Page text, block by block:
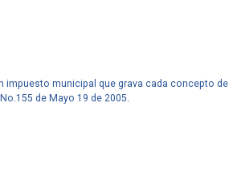
impuesto municipal que grava cada concepto de
de Mayo 19 de 2005.